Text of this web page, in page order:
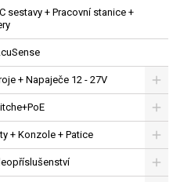
sestavy + Pracovní stanice +
+ Napaječe 12 - 27V
+ Konzole + Patice